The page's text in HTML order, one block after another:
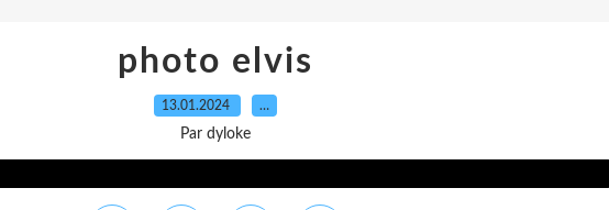
photo elvis
13.01.2024 …
Par dyloke